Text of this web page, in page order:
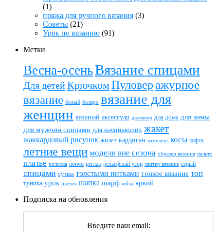
(1)
пряжа для ручного вязания (3)
Советы (21)
Урок по вязанию (91)
Метки
Весна-осеньВязание спицами
Для детейКрючкомПуловер ажурное
вязание белый болеро вязание для
женщин вязаный аксессуар джемпер для дома для зимы
для мужчин спицами для начинающих жакет
жаккардовый рисунок жилет кардиган комплект косы кофта
летние вещи модели вне сезона образец вязания пальто
платье полоска пончо реглан рельефный узор свитер вязание серый
спицами сумка толстыми нитками тонкое вязание топ
туника урок цветок шапка шарф юбка яркий
Подписка на обновления
Введите ваш email: